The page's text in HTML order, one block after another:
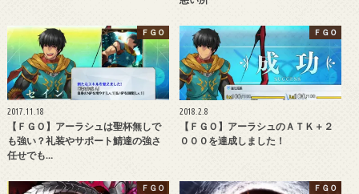
ＦＧＯ
2017.11.18
【ＦＧＯ】アーラシュは聖杯無しで
も強い？礼装やサポート鯖達の強さ
任せでも…
ＦＧＯ
2018.2.8
【ＦＧＯ】アーラシュのＡＴＫ＋２
０００を達成しました！
ＦＧＯ ＦＧＯ